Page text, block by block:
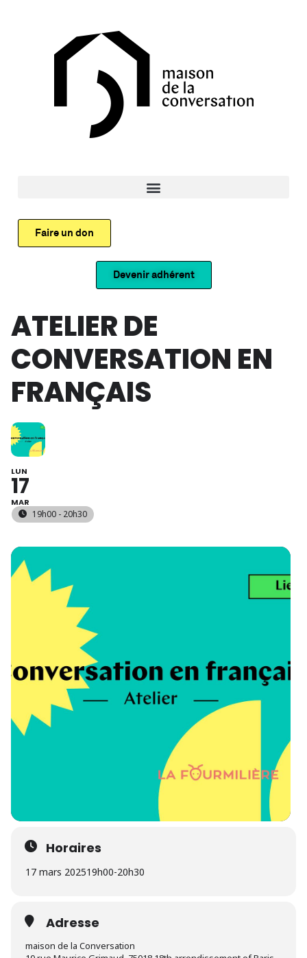
Faire un don
Devenir adhérent
ATELIER DE
CONVERSATION EN
FRANÇAIS
LUN
17
MAR
19h00 - 20h30
Horaires
17 mars 202519h00-20h30
Adresse
maison de la Conversation